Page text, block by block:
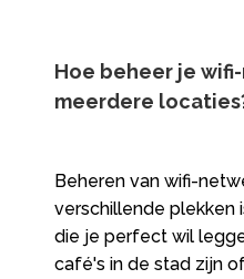
Hoe beheer je
meerdere
Beheren van wifi-
verschillende plekken
die je perfect wil
café's in de stad zijn